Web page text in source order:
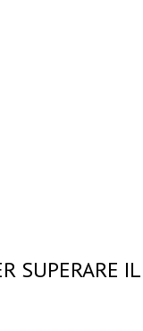
SUPERARE